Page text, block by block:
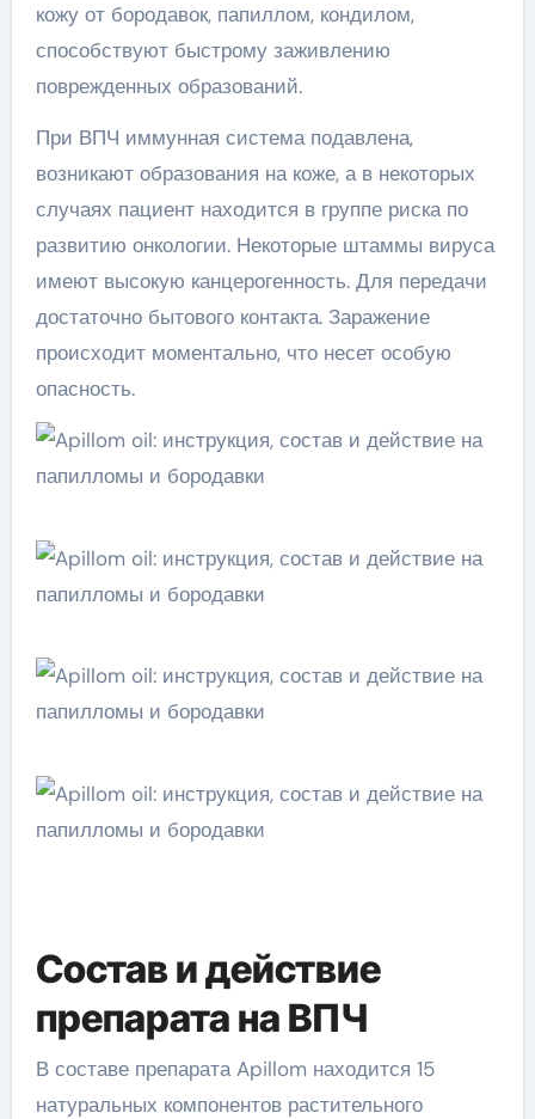
кожу от бородавок, папиллом, кондилом,
способствуют быстрому заживлению
поврежденных образований.
При ВПЧ иммунная система подавлена,
возникают образования на коже, а в некоторых
случаях пациент находится в группе риска по
развитию онкологии. Некоторые штаммы вируса
имеют высокую канцерогенность. Для передачи
достаточно бытового контакта. Заражение
происходит моментально, что несет особую
опасность.
Состав и действие
препарата на ВПЧ
В составе препарата Apillom находится 15
натуральных компонентов растительного